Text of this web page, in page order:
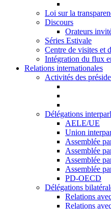
Loi sur la
Discours
Orateurs
Séries Estivale
Centre de visites et
Intégration du flux
Relations internationales
Activités des
Délégations
AELE/UE
Union
Assemblée
Assemblée
Assemblée
Assemblée
PD-OECD
Délégations
Relations
Relations